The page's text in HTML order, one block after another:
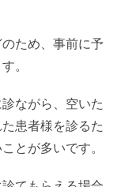
ため、事前に予
。
ながら、空いた
患者様を診るた
とが多いです。